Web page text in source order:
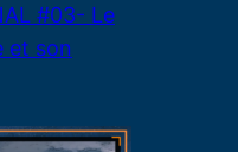
#03- Le
et son